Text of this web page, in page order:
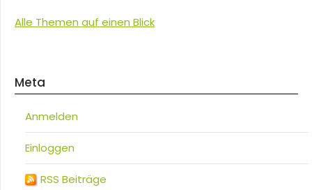
Alle Themen auf einen Blick
Meta
Anmelden
Einloggen
RSS Beiträge